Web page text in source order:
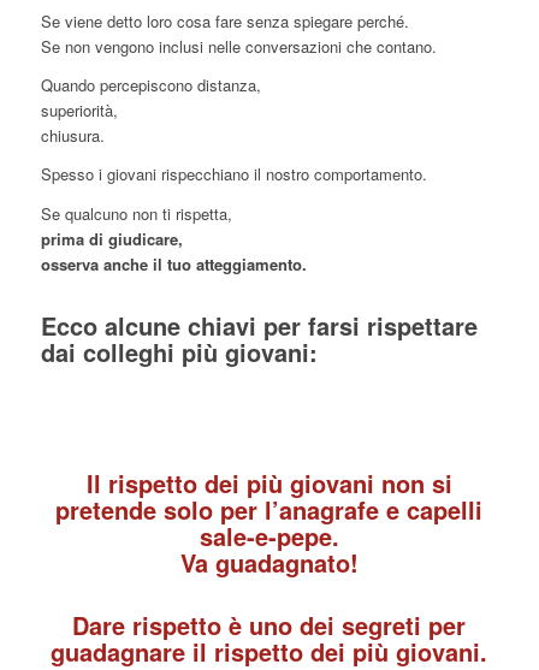
Se viene detto loro cosa fare senza spiegare perché.
Se non vengono inclusi nelle conversazioni che contano.
Quando percepiscono distanza,
superiorità,
chiusura.
Spesso i giovani rispecchiano il nostro comportamento.
Se qualcuno non ti rispetta,
prima di giudicare,
osserva anche il tuo atteggiamento.
Ecco alcune chiavi per farsi rispettare
dai colleghi più giovani:
Il rispetto dei più giovani non si
pretende solo per l’anagrafe e capelli
sale-e-pepe.
Va guadagnato!
Dare rispetto è uno dei segreti per
guadagnare il rispetto dei più giovani.